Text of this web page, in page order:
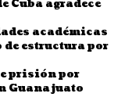
Cuba agradece
académicas
de estructura por
prisión por
Guanajuato